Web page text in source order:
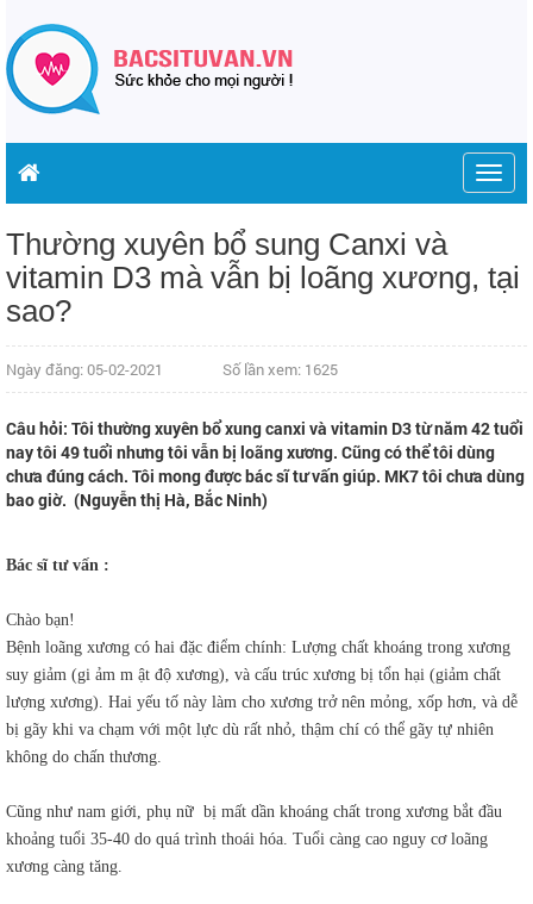
Thường xuyên bổ sung Canxi và
vitamin D3 mà vẫn bị loãng xương, tại
sao?
Ngày đăng: 05-02-2021 Số lần xem: 1625
Câu hỏi: Tôi thường xuyên bổ xung canxi và vitamin D3 từ năm 42 tuổi
nay tôi 49 tuổi nhưng tôi vẫn bị loãng xương. Cũng có thể tôi dùng
chưa đúng cách. Tôi mong được bác sĩ tư vấn giúp. MK7 tôi chưa dùng
bao giờ. (Nguyễn thị Hà, Bắc Ninh)
Bác sĩ tư vấn :
Chào bạn!
Bệnh loãng xương có hai đặc điểm chính: Lượng chất khoáng trong xương
suy giảm (gi ảm m ật độ xương), và cấu trúc xương bị tổn hại (giảm chất
lượng xương). Hai yếu tố này làm cho xương trở nên mỏng, xốp hơn, và dễ
bị gãy khi va chạm với một lực dù rất nhỏ, thậm chí có thể gãy tự nhiên
không do chấn thương.
Cũng như nam giới, phụ nữ bị mất dần khoáng chất trong xương bắt đầu
khoảng tuổi 35-40 do quá trình thoái hóa. Tuổi càng cao nguy cơ loãng
xương càng tăng.